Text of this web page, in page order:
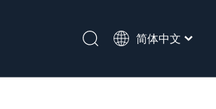
简体中文